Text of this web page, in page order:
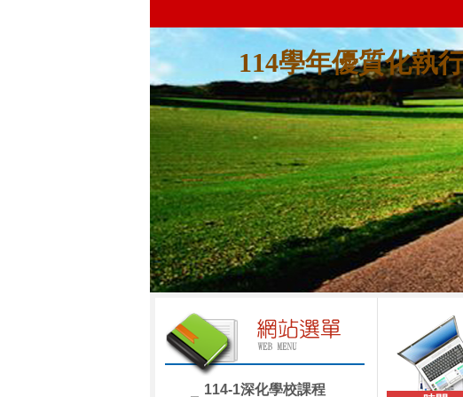
114學年優質化執
114-1深化學校課程